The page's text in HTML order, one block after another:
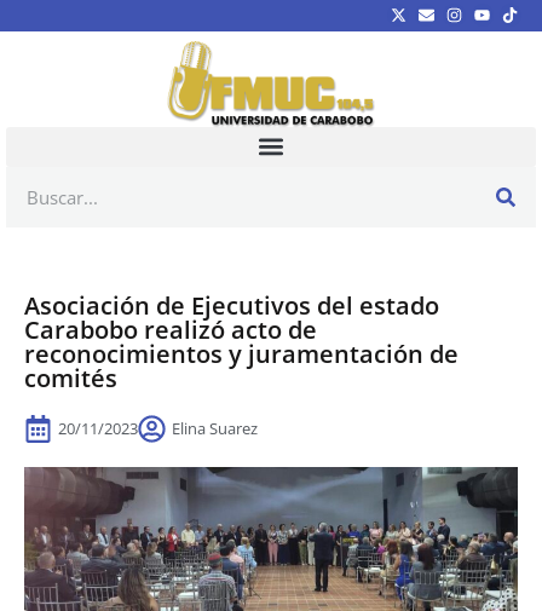
Asociación de Ejecutivos del estado
Carabobo realizó acto de
reconocimientos y juramentación de
comités
20/11/2023 Elina Suarez